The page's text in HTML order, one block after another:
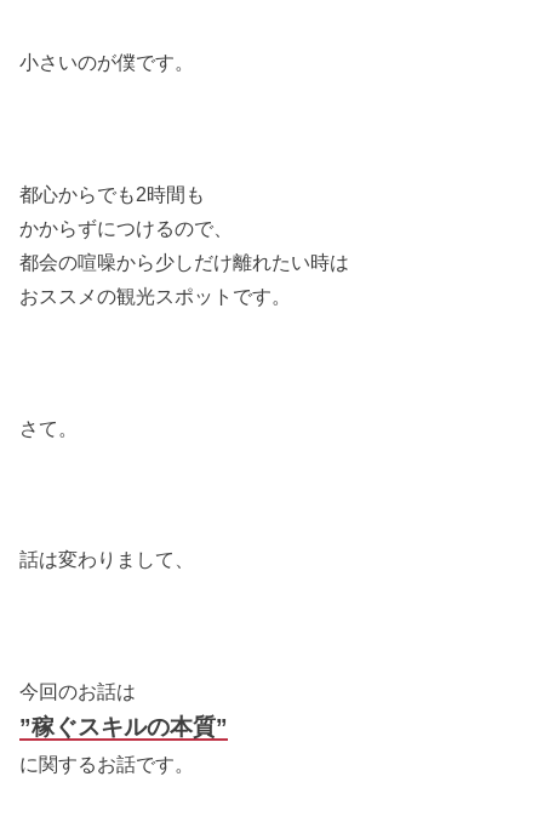
小さいのが僕です。
都心からでも2時間も
かからずにつけるので、
都会の喧噪から少しだけ離れたい時は
おススメの観光スポットです。
さて。
話は変わりまして、
今回のお話は
”稼ぐスキルの本質”
に関するお話です。